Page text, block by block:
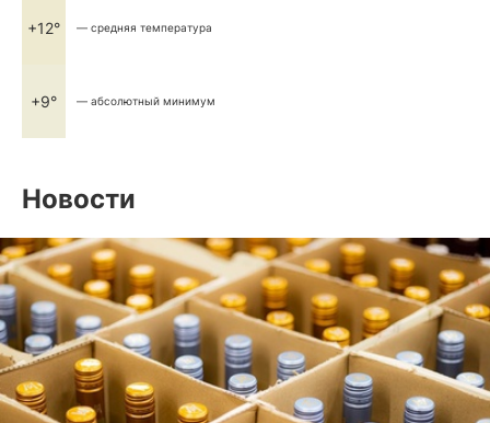
+12° — средняя температура
+9° — абсолютный минимум
Новости